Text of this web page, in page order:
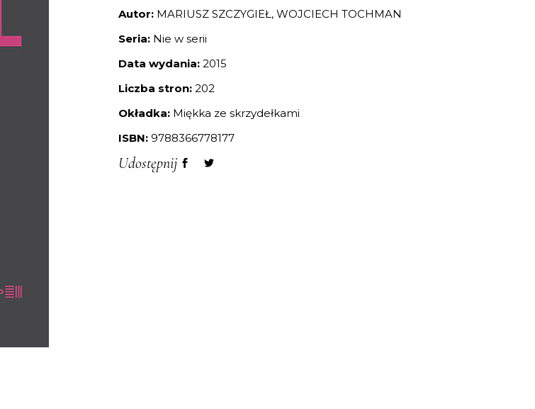
Autor: MARIUSZ SZCZYGIEŁ, WOJCIECH TOCHMAN
Seria: Nie w serii
Data wydania: 2015
Liczba stron: 202
Okładka: Miękka ze skrzydełkami
ISBN: 9788366778177
Udostępnij